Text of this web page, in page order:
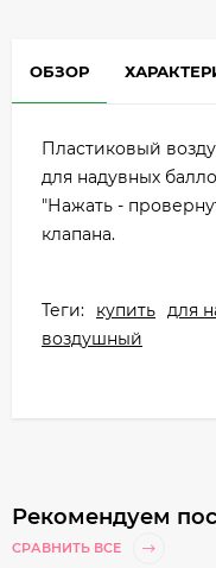
ОБЗОР
Пластиковый
для надувных
"Нажать -
клапана.
Теги: купить для
воздушный
Рекомендуем
СРАВНИТЬ ВСЕ